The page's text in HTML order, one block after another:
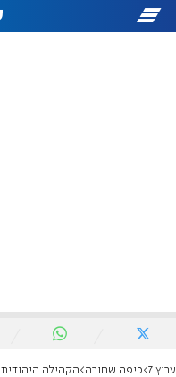
ערוץ 7 כיפה שחורה הקהילה היהודית